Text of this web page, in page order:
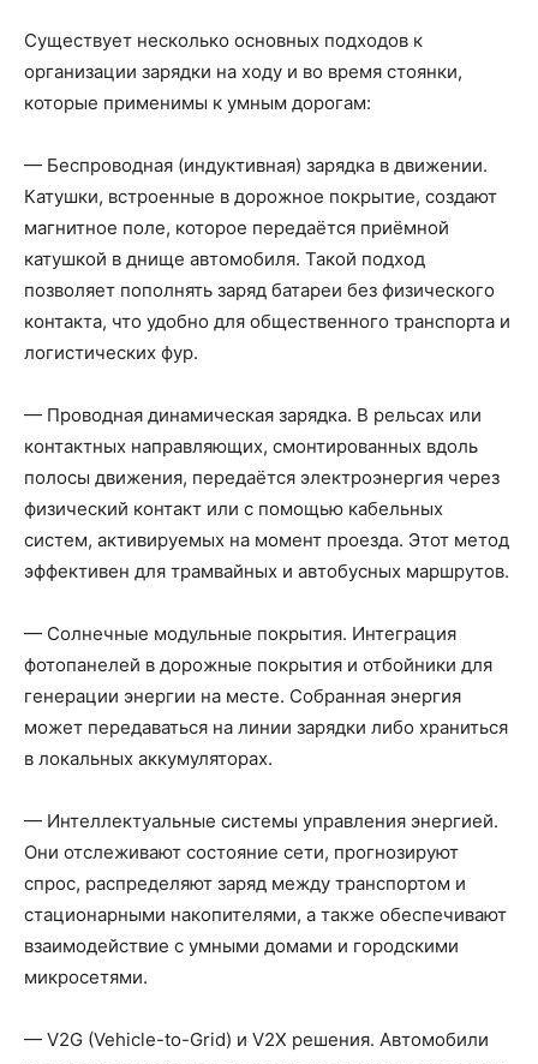
Существует несколько основных подходов к
организации зарядки на ходу и во время стоянки,
которые применимы к умным дорогам:
— Беспроводная (индуктивная) зарядка в движении.
Катушки, встроенные в дорожное покрытие, создают
магнитное поле, которое передаётся приёмной
катушкой в днище автомобиля. Такой подход
позволяет пополнять заряд батареи без физического
контакта, что удобно для общественного транспорта и
логистических фур.
— Проводная динамическая зарядка. В рельсах или
контактных направляющих, смонтированных вдоль
полосы движения, передаётся электроэнергия через
физический контакт или с помощью кабельных
систем, активируемых на момент проезда. Этот метод
эффективен для трамвайных и автобусных маршрутов.
— Солнечные модульные покрытия. Интеграция
фотопанелей в дорожные покрытия и отбойники для
генерации энергии на месте. Собранная энергия
может передаваться на линии зарядки либо храниться
в локальных аккумуляторах.
— Интеллектуальные системы управления энергией.
Они отслеживают состояние сети, прогнозируют
спрос, распределяют заряд между транспортом и
стационарными накопителями, а также обеспечивают
взаимодействие с умными домами и городскими
микросетями.
— V2G (Vehicle-to-Grid) и V2X решения. Автомобили